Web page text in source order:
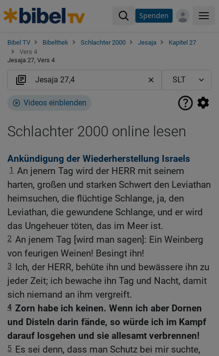
Spenden
Bibel TV Bibelthek Schlachter 2000 Jesaja
Kapitel 27
Vers 4
Jesaja 27, Vers 4
Videos einblenden
Schlachter 2000 online lesen
Ankündigung der Wiederherstellung Israels
1 An jenem Tag wird der HERR mit seinem
harten, großen und starken Schwert den Leviathan
heimsuchen, die flüchtige Schlange, ja, den
Leviathan, die gewundene Schlange, und er wird
das Ungeheuer töten, das im Meer ist.
2 An jenem Tag [wird man sagen]: Ein Weinberg
von feurigen Weinen! Besingt ihn!
3 Ich, der HERR, behüte ihn und bewässere ihn zu
jeder Zeit; ich bewache ihn Tag und Nacht, damit
sich niemand an ihm vergreift.
4 Zorn habe ich keinen. Wenn ich aber Dornen
und Disteln darin fände, so würde ich im Kampf
darauf losgehen und sie allesamt verbrennen!
5 Es sei denn, dass man Schutz bei mir suchte,